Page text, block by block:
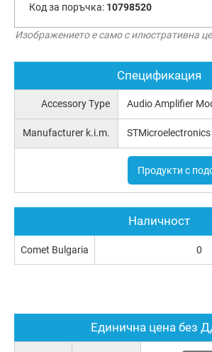
Код за поръчка: 10798520
Изображението е само с илюстративна
Спецификация
Accessory Type Audio Amplifier
Manufacturer k.i.m. STMicroelectronics
Продукти с
Единична цена без
Наличност
Comet Bulgaria 0